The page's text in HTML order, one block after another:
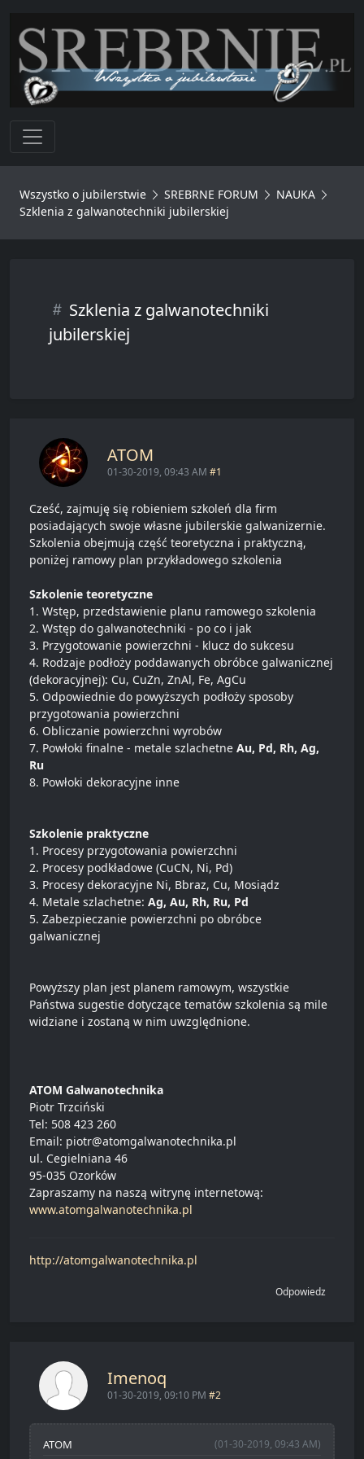
Toggle navigation
Wszystko o jubilerstwie SREBRNE FORUM
NAUKA
Szklenia z galwanotechniki jubilerskiej
Szklenia z galwanotechniki
jubilerskiej
ATOM
01-30-2019, 09:43 AM #1
Cześć, zajmuję się robieniem szkoleń dla firm
posiadających swoje własne jubilerskie galwanizernie.
Szkolenia obejmują część teoretyczna i praktyczną,
poniżej ramowy plan przykładowego szkolenia
Szkolenie teoretyczne
1. Wstęp, przedstawienie planu ramowego szkolenia
2. Wstęp do galwanotechniki - po co i jak
3. Przygotowanie powierzchni - klucz do sukcesu
4. Rodzaje podłoży poddawanych obróbce galwanicznej
(dekoracyjnej): Cu, CuZn, ZnAl, Fe, AgCu
5. Odpowiednie do powyższych podłoży sposoby
przygotowania powierzchni
6. Obliczanie powierzchni wyrobów
7. Powłoki finalne - metale szlachetne Au, Pd, Rh, Ag,
Ru
8. Powłoki dekoracyjne inne
Szkolenie praktyczne
1. Procesy przygotowania powierzchni
2. Procesy podkładowe (CuCN, Ni, Pd)
3. Procesy dekoracyjne Ni, Bbraz, Cu, Mosiądz
4. Metale szlachetne: Ag, Au, Rh, Ru, Pd
5. Zabezpieczanie powierzchni po obróbce
galwanicznej
Powyższy plan jest planem ramowym, wszystkie
Państwa sugestie dotyczące tematów szkolenia są mile
widziane i zostaną w nim uwzględnione.
ATOM Galwanotechnika
Piotr Trzciński
Tel: 508 423 260
Email: piotr@atomgalwanotechnika.pl
ul. Cegielniana 46
95-035 Ozorków
Zapraszamy na naszą witrynę internetową:
www.atomgalwanotechnika.pl
http://atomgalwanotechnika.pl
Odpowiedz
Imenoq
01-30-2019, 09:10 PM #2
(01-30-2019, 09:43 AM)
ATOM